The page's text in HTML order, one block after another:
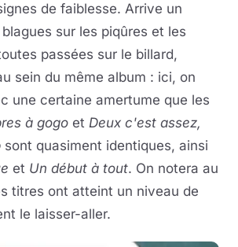
de faiblesse. Arrive un
sur les piqûres et les
passées sur le billard,
sein du même album : ici, on
une certaine amertume que les
à gogo et Deux c'est assez,
sont quasiment identiques, ainsi
et Un début à tout. On notera au
titres ont atteint un niveau de
le laisser-aller.